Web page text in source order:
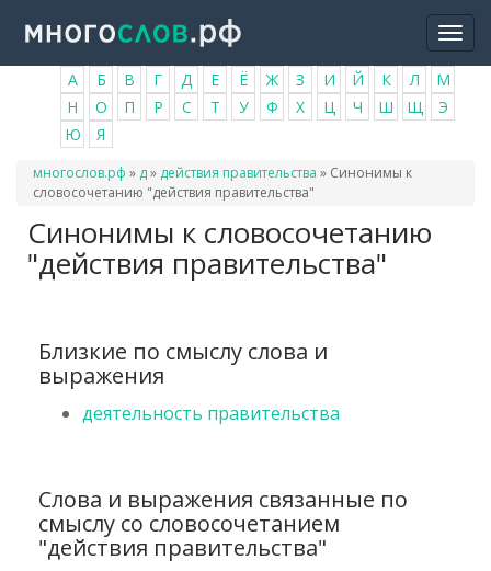
основному
содержанию
А Б В Г Д Е Ё Ж З И Й К Л
М
Н
О П Р С Т У Ф Х Ц Ч Ш Щ
Э
Ю
Я
Вы
здесь
многослов.рф » д» действия правительства » Синонимы к
словосочетанию "действия правительства"
Синонимы к словосочетанию
"действия правительства"
Близкие по смыслу слова и
выражения
деятельность правительства
Слова и выражения связанные по
смыслу со словосочетанием
"действия правительства"